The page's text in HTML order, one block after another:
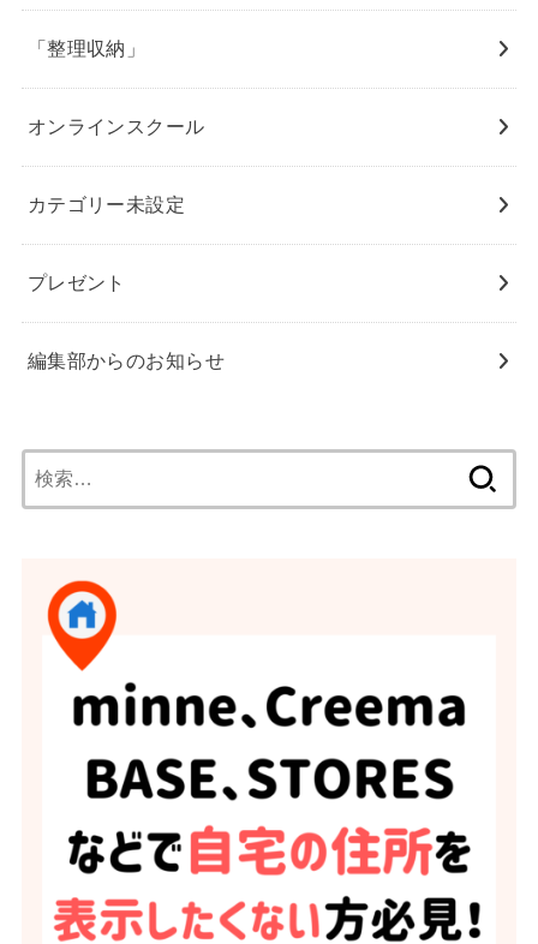
「整理収納」
オンラインスクール
カテゴリー未設定
プレゼント
編集部からのお知らせ
索: